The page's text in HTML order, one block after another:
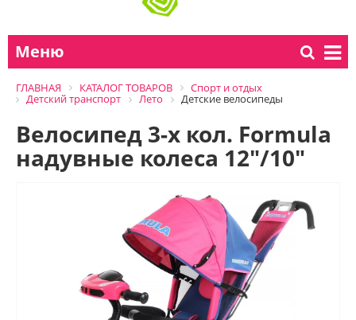
Меню
ГЛАВНАЯ КАТАЛОГ ТОВАРОВ
Спорт и отдых
Детский транспорт
Лето Детские велосипеды
Велосипед 3-х кол. Formula
надувные колеса 12"/10"